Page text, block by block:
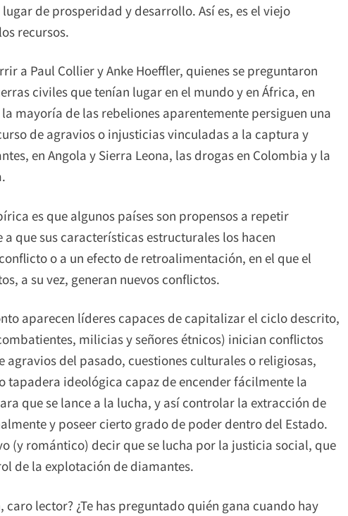
de prosperidad y desarrollo. Así es, es el viejo
recursos.
a Paul Collier y Anke Hoeffler, quienes se preguntaron
civiles que tenían lugar en el mundo y en África, en
mayoría de las rebeliones aparentemente persiguen una
de agravios o injusticias vinculadas a la captura y
en Angola y Sierra Leona, las drogas en Colombia y la
es que algunos países son propensos a repetir
que sus características estructurales los hacen
o a un efecto de retroalimentación, en el que el
a su vez, generan nuevos conflictos.
aparecen líderes capaces de capitalizar el ciclo descrito,
milicias y señores étnicos) inician conflictos
agravios del pasado, cuestiones culturales o religiosas,
tapadera ideológica capaz de encender fácilmente la
que se lance a la lucha, y así controlar la extracción de
y poseer cierto grado de poder dentro del Estado.
(y romántico) decir que se lucha por la justicia social, que
de la explotación de diamantes.
caro lector? ¿Te has preguntado quién gana cuando hay